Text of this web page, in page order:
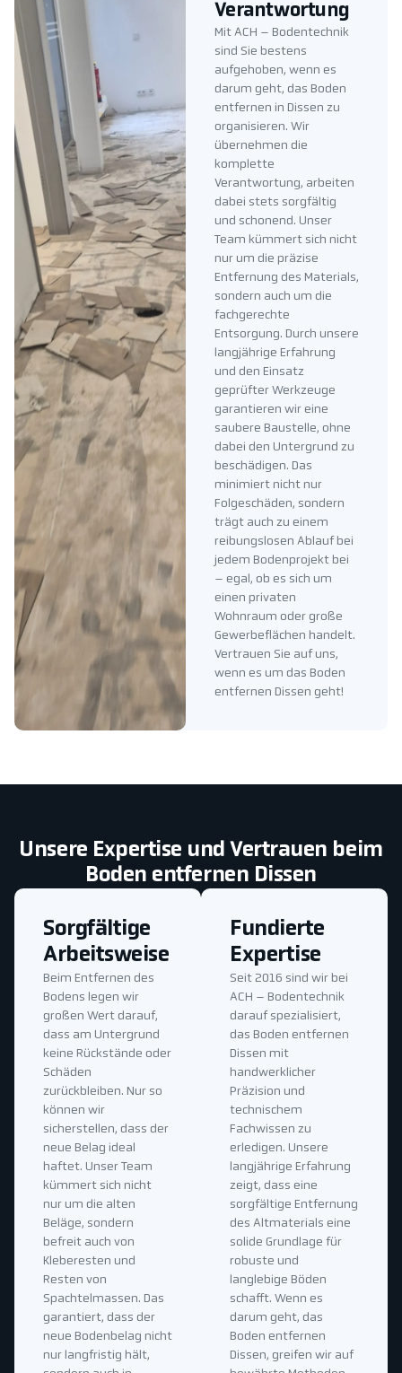
Verantwortung
Mit ACH – Bodentechnik
sind Sie bestens
aufgehoben, wenn es
darum geht, das Boden
entfernen in Dissen zu
organisieren. Wir
übernehmen die
komplette
Verantwortung, arbeiten
dabei stets sorgfältig
und schonend. Unser
Team kümmert sich nicht
nur um die präzise
Entfernung des Materials,
sondern auch um die
fachgerechte
Entsorgung. Durch unsere
langjährige Erfahrung
und den Einsatz
geprüfter Werkzeuge
garantieren wir eine
saubere Baustelle, ohne
dabei den Untergrund zu
beschädigen. Das
minimiert nicht nur
Folgeschäden, sondern
trägt auch zu einem
reibungslosen Ablauf bei
jedem Bodenprojekt bei
– egal, ob es sich um
einen privaten
Wohnraum oder große
Gewerbeflächen handelt.
Vertrauen Sie auf uns,
wenn es um das Boden
entfernen Dissen geht!
Unsere Expertise und Vertrauen beim
Boden entfernen Dissen
Fundierte
Expertise
Seit 2016 sind wir bei
ACH – Bodentechnik
darauf spezialisiert,
das Boden entfernen
Dissen mit
handwerklicher
Präzision und
technischem
Fachwissen zu
erledigen. Unsere
langjährige Erfahrung
zeigt, dass eine
sorgfältige Entfernung
des Altmaterials eine
solide Grundlage für
robuste und
langlebige Böden
schafft. Wenn es
darum geht, das
Boden entfernen
Dissen, greifen wir auf
Sorgfältige
Arbeitsweise
Beim Entfernen des
Bodens legen wir
großen Wert darauf,
dass am Untergrund
keine Rückstände oder
Schäden
zurückbleiben. Nur so
können wir
sicherstellen, dass der
neue Belag ideal
haftet. Unser Team
kümmert sich nicht
nur um die alten
Beläge, sondern
befreit auch von
Kleberesten und
Resten von
Spachtelmassen. Das
garantiert, dass der
neue Bodenbelag nicht
nur langfristig hält,